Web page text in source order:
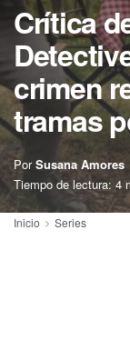
Crítica
crimen
tramas
Por Susana Amores
Tiempo de lectura: 4
Inicio Series